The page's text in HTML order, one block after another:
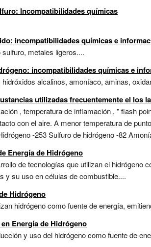
Incompatibilidades químicas
incompatibilidades químicas e
metales ligeros....
incompatibilidades químicas e
alcalinos, amoníaco, aminas,
utilizadas frecuentemente el los
, temperatura de inflamación , " flash
con el aire. A menor temperatura de
-253 Sulfuro de hidrógeno -82
Energía de Hidrógeno
de tecnologías que utilizan el hidrógeno
y su uso en células de combustible....
Hidrógeno
hidrógeno como fuente de energía,
Energía de Hidrógeno
y uso del hidrógeno como fuente de